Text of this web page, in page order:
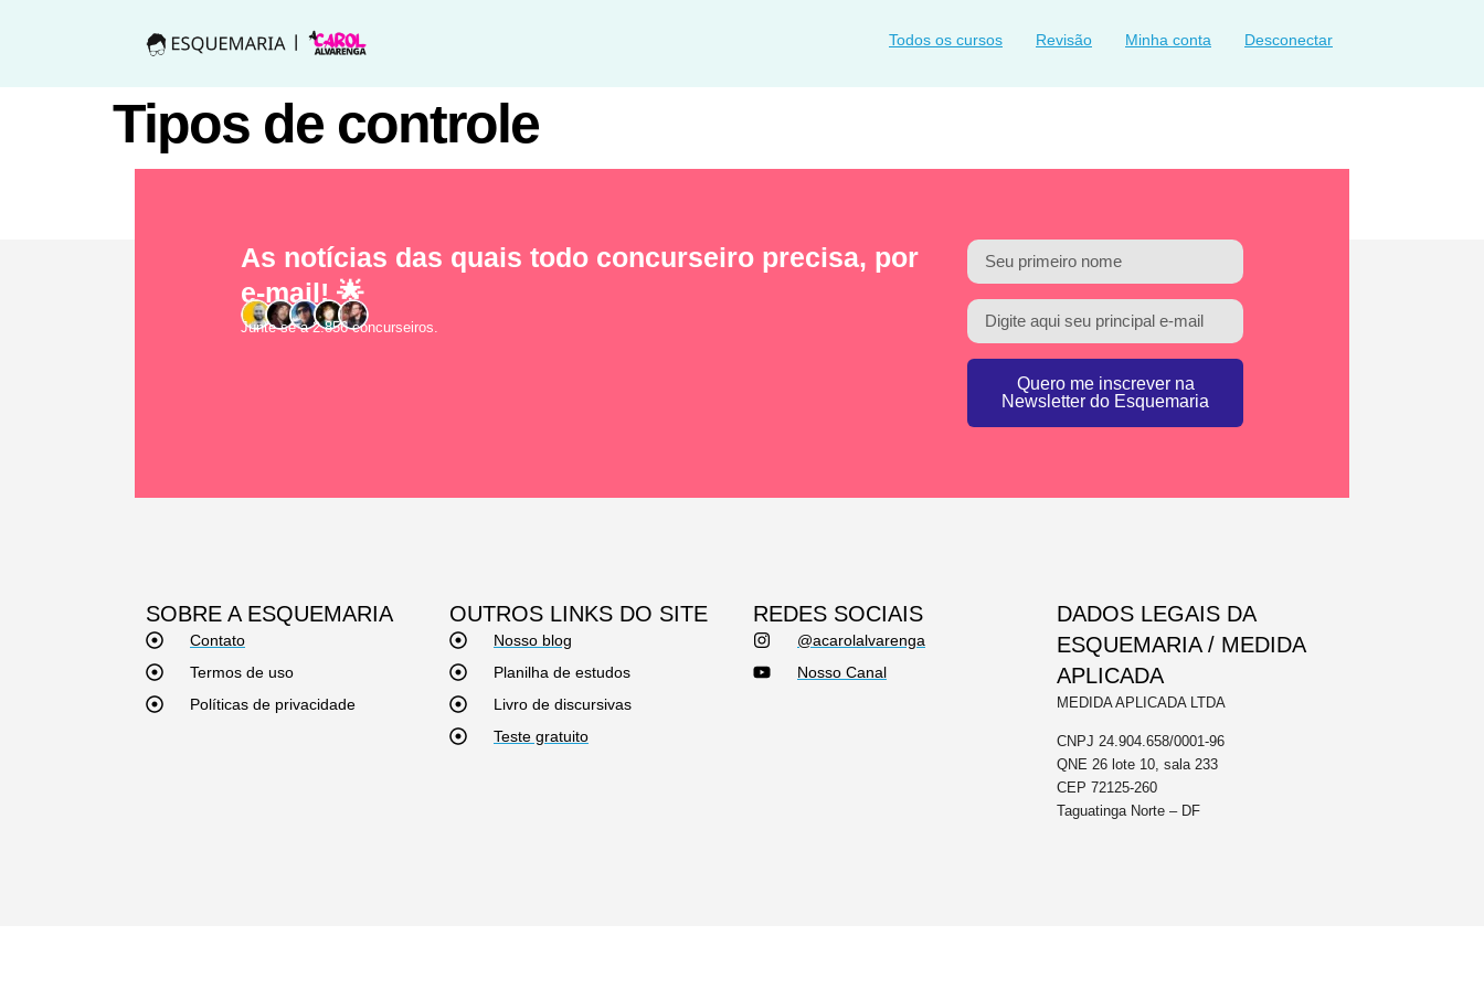
Todos os cursos Revisão Minha conta Desconectar
Tipos de controle
As notícias das quais todo concurseiro precisa, por
e-mail! 🌟
Junte-se a 2.856 concurseiros.
Quero me inscrever na
Newsletter do Esquemaria
SOBRE A ESQUEMARIA
Contato
Termos de uso
Políticas de privacidade
OUTROS LINKS DO SITE
Nosso blog
Planilha de estudos
Livro de discursivas
Teste gratuito
REDES SOCIAIS
@acarolalvarenga
Nosso Canal
DADOS LEGAIS DA
ESQUEMARIA / MEDIDA
APLICADA
MEDIDA APLICADA LTDA
CNPJ 24.904.658/0001-96
QNE 26 lote 10, sala 233
CEP 72125-260
Taguatinga Norte – DF